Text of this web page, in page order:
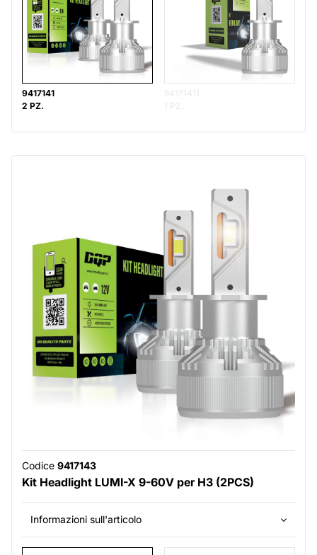
9417141
2 PZ.
94171411
1 PZ.
Codice 9417143
Kit Headlight LUMI-X 9-60V per H3 (2PCS)
Informazioni sull'articolo